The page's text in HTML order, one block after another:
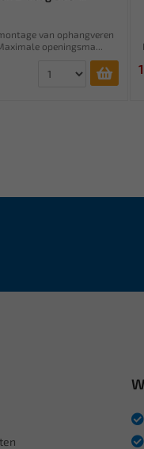
van ophangveren
openingsma...